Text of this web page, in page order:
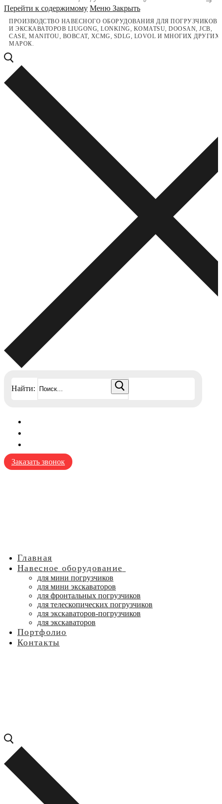
Перейти к содержимому Меню Закрыть
ПРОИЗВОДСТВО НАВЕСНОГО ОБОРУДОВАНИЯ ДЛЯ ПОГРУЗЧИКОВ
И ЭКСКАВАТОРОВ LIUGONG, LONKING, KOMATSU, DOOSAN, JCB,
CASE, MANITOU, BOBCAT, XCMG, SDLG, LOVOL И МНОГИХ ДРУГИХ
МАРОК.
Найти:
Заказать звонок
Главная
Навесное оборудование
для мини погрузчиков
для мини экскаваторов
для фронтальных погрузчиков
для телескопических погрузчиков
для экскаваторов-погрузчиков
для экскаваторов
Портфолио
Контакты